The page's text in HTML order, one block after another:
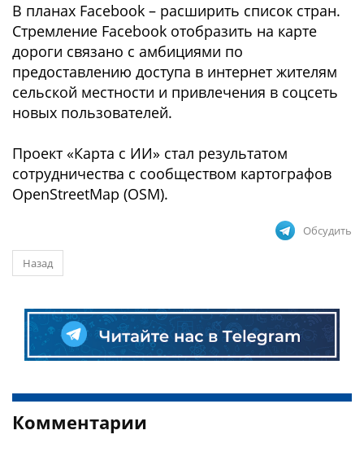
В планах Facebook – расширить список стран.
Стремление Facebook отобразить на карте
дороги связано с амбициями по
предоставлению доступа в интернет жителям
сельской местности и привлечения в соцсеть
новых пользователей.
Проект «Карта с ИИ» стал результатом
сотрудничества с сообществом картографов
OpenStreetMap (OSM).
Обсудить
Назад
Комментарии